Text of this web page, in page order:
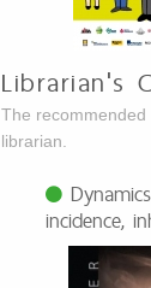
Librarian's
The
librarian.
incidence,